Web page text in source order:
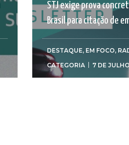
STJ exige prova
Brasil para citação de
DESTAQUE, EM FOCO,
CATEGORIA
7 DE